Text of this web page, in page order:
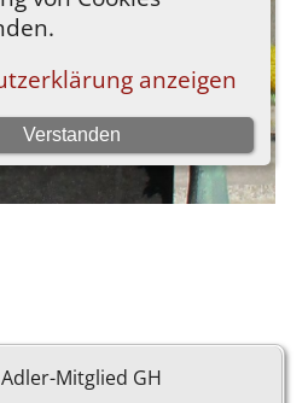
Adler-Mitglied GH